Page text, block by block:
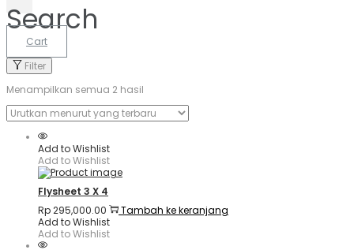
Search
Cart
Filter
Menampilkan semua 2 hasil
Add to Wishlist
Add to Wishlist
Flysheet 3 X 4
Rp295,000.00
Tambah ke keranjang
Add to Wishlist
Add to Wishlist